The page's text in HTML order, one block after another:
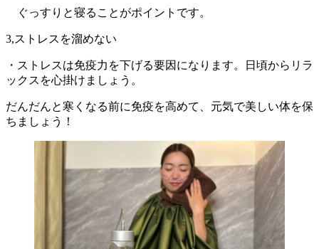
ぐっすりと寝ることがポイントです。
3,ストレスを溜めない
・ストレスは免疫力を下げる要因になります。日頃からリラ
ックスを心掛けましょう。
だんだんと寒くなる前に免疫を高めて、元気で美しい体を保
ちましょう！